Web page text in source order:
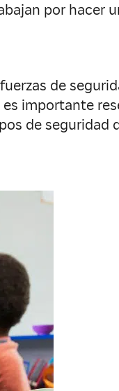
por hacer
de
importante
de seguridad